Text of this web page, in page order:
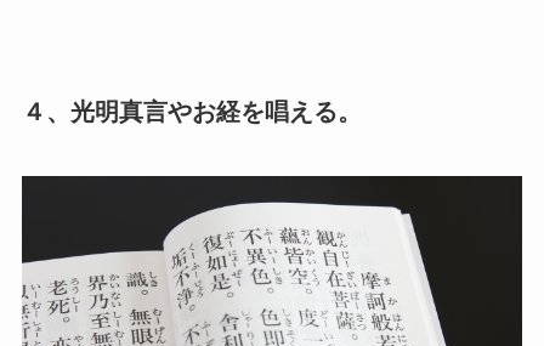
４、光明真言やお経を唱える。